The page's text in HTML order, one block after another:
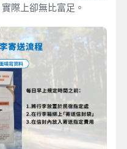
際上卻無比富足。